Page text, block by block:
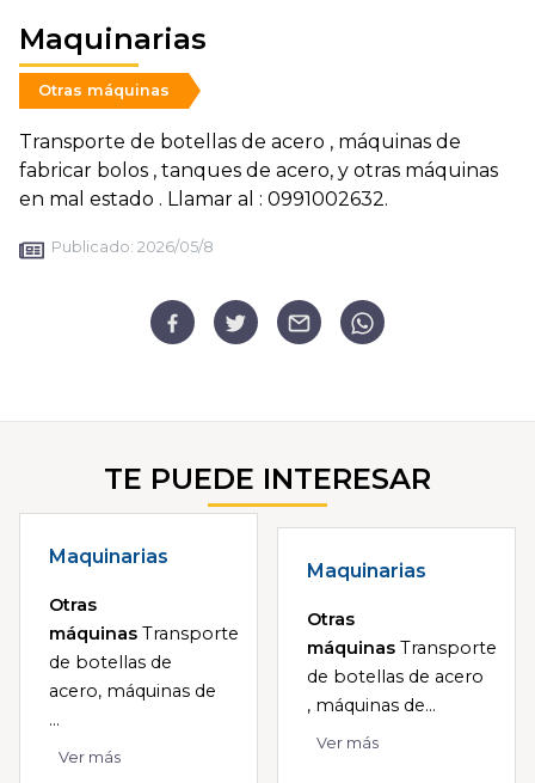
Maquinarias
Otras máquinas
Transporte de botellas de acero , máquinas de
fabricar bolos , tanques de acero, y otras máquinas
en mal estado . Llamar al : 0991002632.
Publicado: 2026/05/8
TE PUEDE INTERESAR
Maquinarias
Otras
máquinas Transporte
de botellas de
acero, máquinas de
...
Ver más
Maquinarias
Otras
máquinas Transporte
de botellas de acero
, máquinas de...
Ver más